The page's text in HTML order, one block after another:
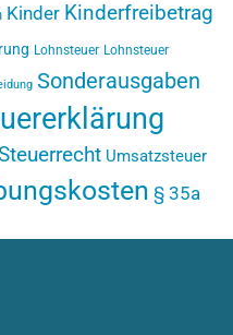
Kinder Kinderfreibetrag
Lohnsteuer Lohnsteuer
Sonderausgaben
Umsatzsteuer
§ 35a